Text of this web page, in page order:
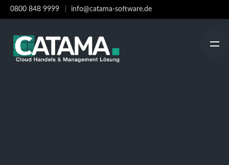
Skip
to
content
0800 848 9999 info@catama-software.de